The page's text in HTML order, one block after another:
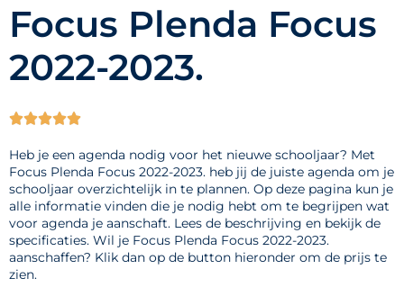
Focus Plenda Focus
2022-2023.

Heb je een agenda nodig voor het nieuwe schooljaar? Met
Focus Plenda Focus 2022-2023. heb jij de juiste agenda om je
schooljaar overzichtelijk in te plannen. Op deze pagina kun je
alle informatie vinden die je nodig hebt om te begrijpen wat
voor agenda je aanschaft. Lees de beschrijving en bekijk de
specificaties. Wil je Focus Plenda Focus 2022-2023.
aanschaffen? Klik dan op de button hieronder om de prijs te
zien.